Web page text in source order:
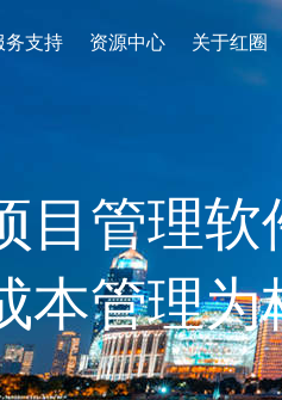
务支持 资源中心 关于红圈
目管理
本管理